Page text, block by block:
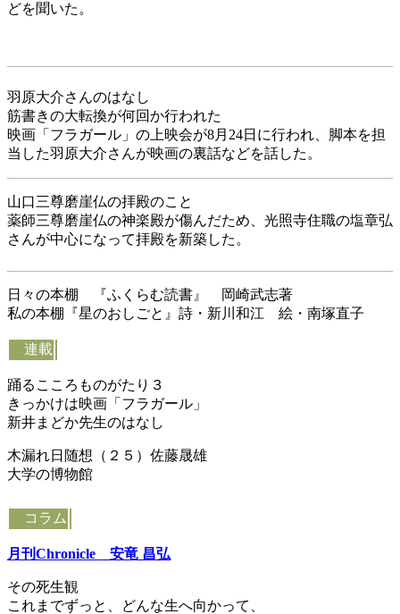
どを聞いた。
羽原大介さんのはなし
筋書きの大転換が何回か行われた
映画「フラガール」の上映会が8月24日に行われ、脚本を担
当した羽原大介さんが映画の裏話などを話した。
山口三尊磨崖仏の拝殿のこと
薬師三尊磨崖仏の神楽殿が傷んだため、光照寺住職の塩章弘
さんが中心になって拝殿を新築した。
日々の本棚 『ふくらむ読書』 岡崎武志著
私の本棚『星のおしごと』詩・新川和江 絵・南塚直子
連載
踊るこころものがたり３
きっかけは映画「フラガール」
新井まどか先生のはなし
木漏れ日随想（２５）佐藤晟雄
大学の博物館
コラム
月 刊Chronicle 安竜 昌弘
その死生観
これまでずっと、どんな生へ向かって、